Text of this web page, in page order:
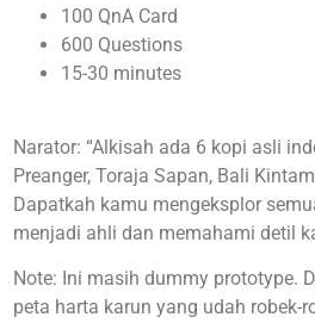
100 QnA Card
600 Questions
15-30 minutes
Narator: “Alkisah ada 6 kopi asli
Preanger, Toraja Sapan, Bali
Dapatkah kamu mengeksplor
menjadi ahli dan memahami detil
Note: Ini masih dummy prototype.
peta harta karun yang udah robek-